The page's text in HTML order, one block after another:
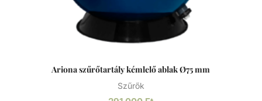
Ariona szűrőtartály kémlelő ablak Ø75 mm
Szűrők